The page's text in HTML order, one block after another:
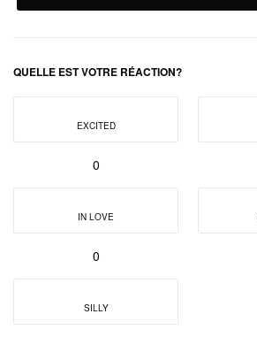
QUELLE EST VOTRE RÉACTION?
EXCITED
0
IN LOVE
0
SILLY